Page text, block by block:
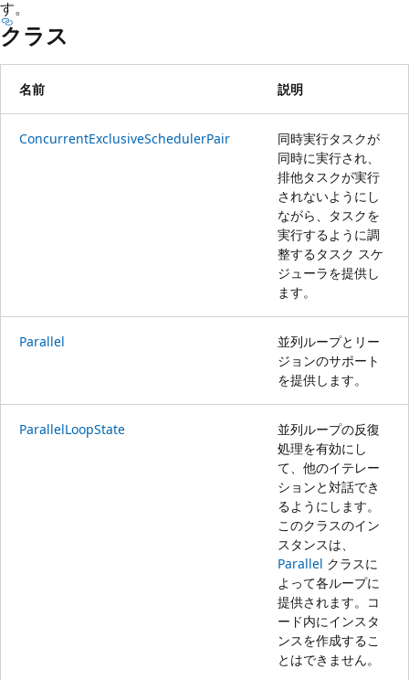
す。
クラス
名前 説明
ConcurrentExclusiveSchedulerPair
同時実行タスクが
同時に実行され、
排他タスクが実行
されないようにし
ながら、タスクを
実行するように調
整するタスク スケ
ジューラを提供し
ます。
Parallel
並列ループとリー
ジョンのサポート
を提供します。
ParallelLoopState
並列ループの反復
処理を有効にし
て、他のイテレー
ションと対話でき
るようにします。
このクラスのイン
スタンスは、
Parallel クラスに
よって各ループに
提供されます。コ
ード内にインスタ
ンスを作成するこ
とはできません。